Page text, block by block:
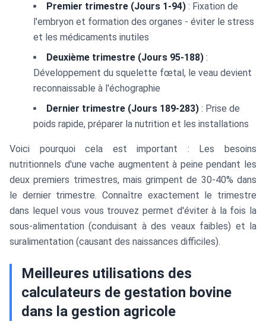
Premier trimestre (Jours 1-94) : Fixation de
l'embryon et formation des organes - éviter le stress
et les médicaments inutiles
Deuxième trimestre (Jours 95-188) :
Développement du squelette fœtal, le veau devient
reconnaissable à l'échographie
Dernier trimestre (Jours 189-283) : Prise de
poids rapide, préparer la nutrition et les installations
Voici pourquoi cela est important : Les besoins
nutritionnels d'une vache augmentent à peine pendant les
deux premiers trimestres, mais grimpent de 30-40% dans
le dernier trimestre. Connaître exactement le trimestre
dans lequel vous vous trouvez permet d'éviter à la fois la
sous-alimentation (conduisant à des veaux faibles) et la
suralimentation (causant des naissances difficiles).
Meilleures utilisations des
calculateurs de gestation bovine
dans la gestion agricole